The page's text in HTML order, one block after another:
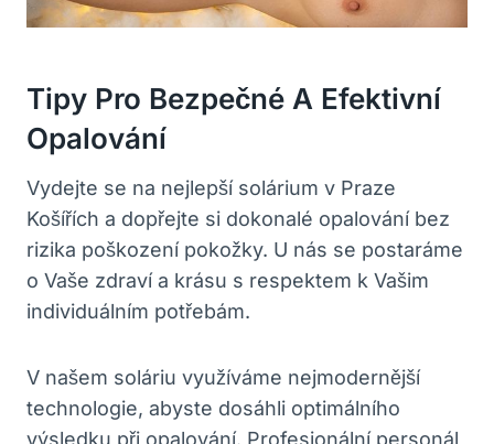
Tipy Pro‌ Bezpečné A ⁢efektivní
Opalování
Vydejte se na nejlepší solárium v Praze
Košířích a⁢ dopřejte si dokonalé opalování bez
rizika poškození pokožky. U ⁤nás se postaráme
‌o Vaše zdraví a krásu s respektem⁢ k Vašim
individuálním ⁤potřebám.
V našem‍ soláriu využíváme nejmodernější
technologie, abyste dosáhli optimálního
výsledku při opalování. Profesionální personál